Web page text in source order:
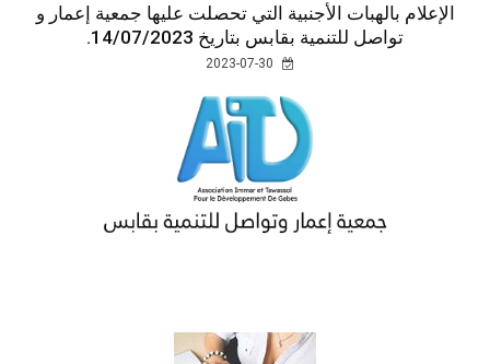
الإعلام بالهبات الأجنبية التي تحصلت عليها جمعية إعمار و
تواصل للتنمية بقابس بتاريخ 14/07/2023.